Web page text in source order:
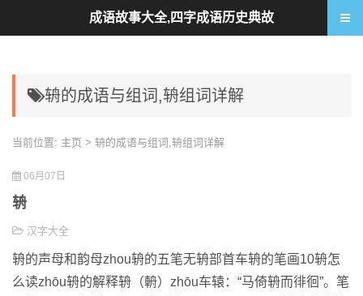
辀的成语与组词,辀组词详解
当前位置: 主页 > 辀的成语与组词,辀组词详解
06月07日
辀
汉字大全
辀的声母和韵母zhou辀的五笔无辀部首车辀的笔画10辀怎
么读zhōu辀的解释辀（輈）zhōu车辕：“马倚辀而徘徊”。笔
成语故事大全,四字成语历史典故